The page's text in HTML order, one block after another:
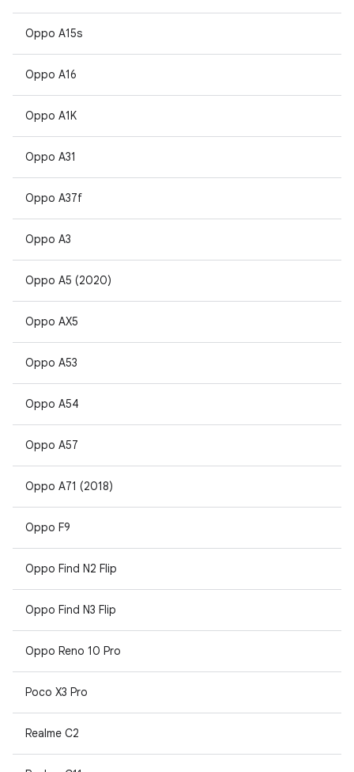
Oppo A15s
Oppo A16
Oppo A1K
Oppo A31
Oppo A37f
Oppo A3
Oppo A5 (2020)
Oppo AX5
Oppo A53
Oppo A54
Oppo A57
Oppo A71 (2018)
Oppo F9
Oppo Find N2 Flip
Oppo Find N3 Flip
Oppo Reno 10 Pro
Poco X3 Pro
Realme C2